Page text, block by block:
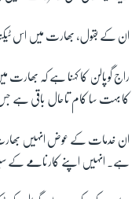
ان کے بقول، بھارت میں اس
کا بہت سا کام تاحال باقی ہے جس
ان خدمات کے عوض انہیں بھارت
ہے۔ انہیں اپنے کارنامے کے